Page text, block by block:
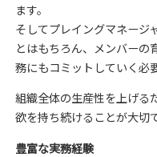
ます。
そしてプレイングマネージ
とはもちろん、 メンバーの
務にもコミットしていく必
組織全体の生産性を上げる
欲を持ち続けることが大切で
豊富な実務経験